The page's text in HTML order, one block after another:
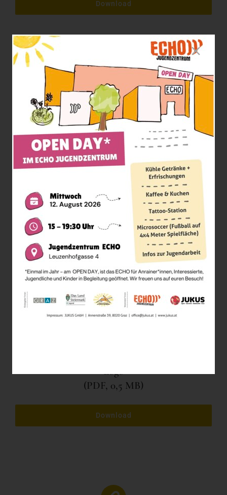
Download
Fachstelle
Logo
(PDF, 1,4 MB)
Download
(PDF, 0,5 MB)
Download
Logo
(PDF, 0,5 MB)
Download